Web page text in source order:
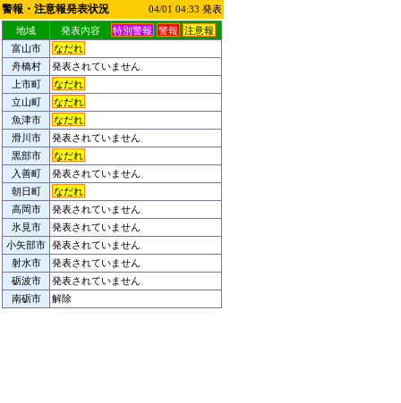
警報・注意報発表状況
04/01 04:33 発表
地域
発表内容 特別警報 警報
注意報
富山市
なだれ
舟橋村
発表されていません
上市町
なだれ
立山町
なだれ
魚津市
なだれ
滑川市
発表されていません
黒部市
なだれ
入善町
発表されていません
朝日町
なだれ
高岡市
発表されていません
氷見市
発表されていません
小矢部市 発表されていません
射水市
発表されていません
砺波市
発表されていません
南砺市
解除